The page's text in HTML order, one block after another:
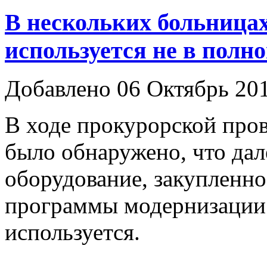
В нескольких
используется не в
Добавлено 06 Октябрь
В ходе прокурорской
было обнаружено, что
оборудование,
программы
используется.